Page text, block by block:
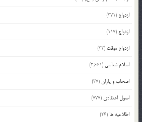
ازدواج (371)
ازدواج (117)
ازدواج موقت (32)
اسلام شناسی (2,661)
اصحاب و یاران(37)
اصول اعتقادی (777)
اطلاعیه ها (26)